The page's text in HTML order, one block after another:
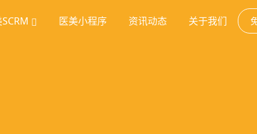
医美小程序 资讯动态 关于我们